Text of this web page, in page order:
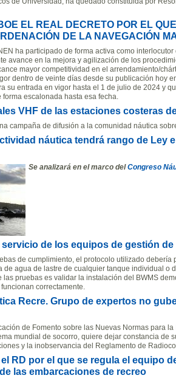
EL REAL DECRETO POR EL
DE LA NAVEGACIÓN
ha participado de forma activa como
avance en la mejora y agilización de los
mayor competitividad en el arrendamiento/
dentro de veinte días desde su publicación hoy
su entrada en vigor hasta el 1 de julio de 2024 y
escalonada hasta esa fecha.
VHF de las estaciones costeras
campaña de difusión a la comunidad náutica
náutica tendrá rango de Ley
Se analizará en el marco delCongreso
servicio de los equipos de gestión
de cumplimiento, el protocolo utilizado debería
de agua de lastre de cualquier tanque individual o
las pruebas es validar la instalación del BWMS
correctamente.
Recre. Grupo de expertos no
de Fomento sobre las Nuevas Normas para
mundial de socorro, quiere dejar constancia de
y la inobservancia del Reglamento de
RD por el que se regula el equipo
las embarcaciones de recreo